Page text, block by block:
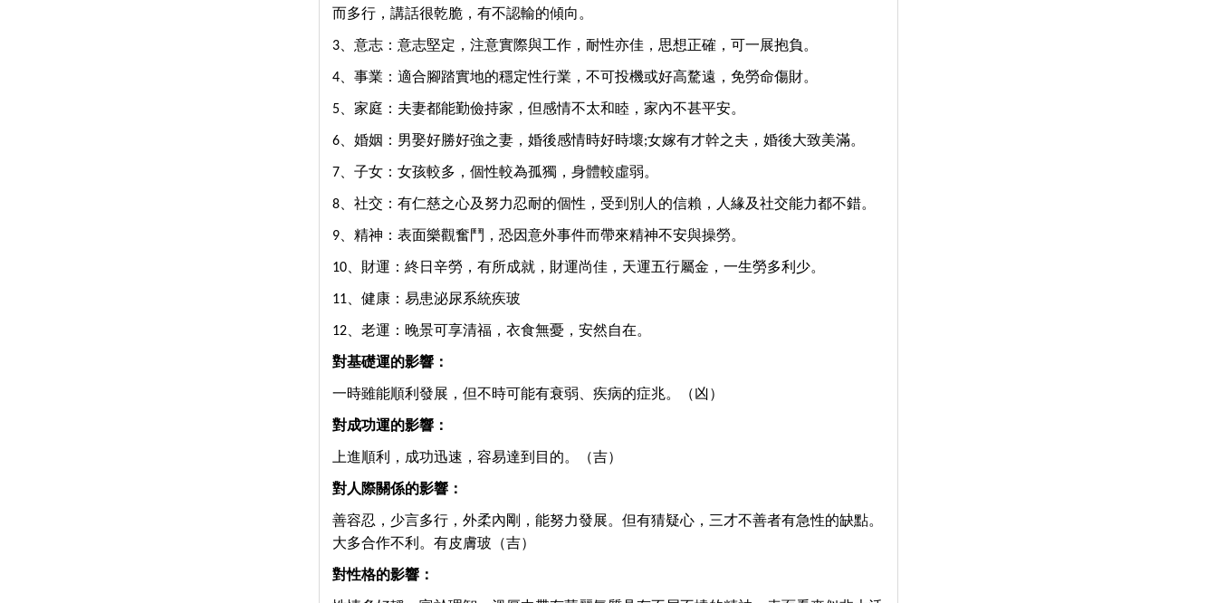
而多行，講話很乾脆，有不認輸的傾向。
3、意志：意志堅定，注意實際與工作，耐性亦佳，思想正確，可一展抱負。
4、事業：適合腳踏實地的穩定性行業，不可投機或好高騖遠，免勞命傷財。
5、家庭：夫妻都能勤儉持家，但感情不太和睦，家內不甚平安。
6、婚姻：男娶好勝好強之妻，婚後感情時好時壞;女嫁有才幹之夫，婚後大致美滿。
7、子女：女孩較多，個性較為孤獨，身體較虛弱。
8、社交：有仁慈之心及努力忍耐的個性，受到別人的信賴，人緣及社交能力都不錯。
9、精神：表面樂觀奮鬥，恐因意外事件而帶來精神不安與操勞。
10、財運：終日辛勞，有所成就，財運尚佳，天運五行屬金，一生勞多利少。
11、健康：易患泌尿系統疾玻
12、老運：晚景可享清福，衣食無憂，安然自在。
對基礎運的影響：
一時雖能順利發展，但不時可能有衰弱、疾病的症兆。（凶）
對成功運的影響：
上進順利，成功迅速，容易達到目的。（吉）
對人際關係的影響：
善容忍，少言多行，外柔內剛，能努力發展。但有猜疑心，三才不善者有急性的缺點。
大多合作不利。有皮膚玻（吉）
對性格的影響：